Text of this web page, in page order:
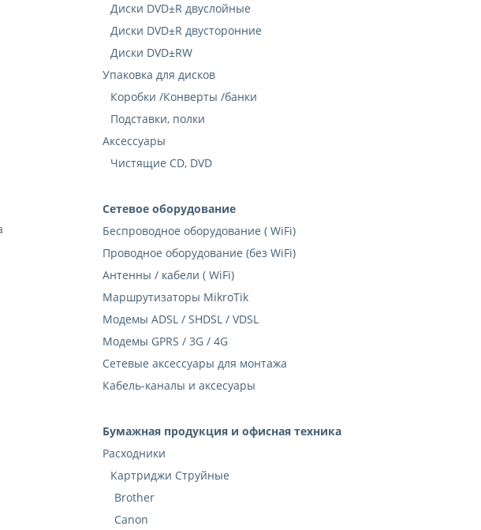
Диски DVD±R двуслойные
Диски DVD±R двусторонние
Диски DVD±RW
Упаковка для дисков
Коробки /Конверты /банки
Подставки, полки
Аксесcуары
Чистящие CD, DVD
Сетевое оборудование
Беспроводное оборудование ( WiFi)
Проводное оборудование (без WiFi)
Антенны / кабели ( WiFi)
Маршрутизаторы MikroTik
Модемы ADSL / SHDSL / VDSL
Модемы GPRS / 3G / 4G
Cетевые аксессуары для монтажа
Кабель-каналы и аксесуары
Бумажная продукция и офисная техника
Расходники
Картриджи Струйные
Brother
Canon